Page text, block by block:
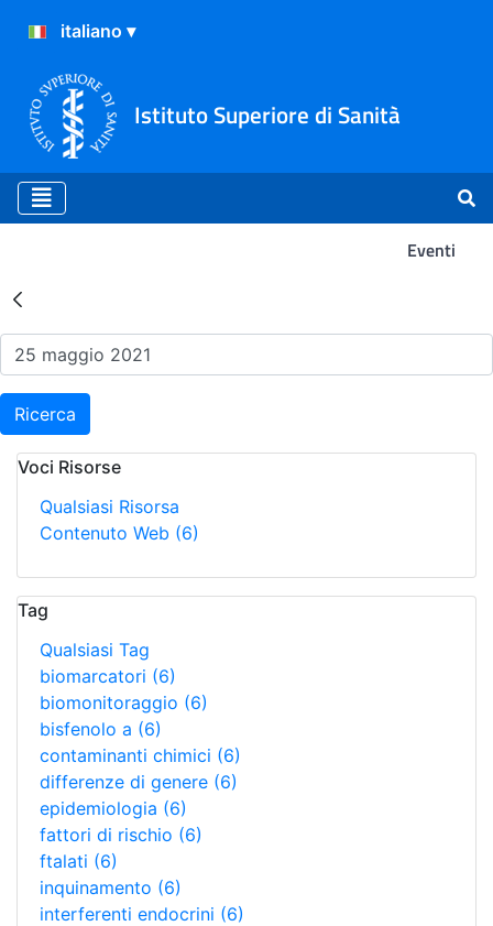
Istituto Superiore di Sanità
Eventi
Risultati della Ricerca -
Ricerca
Voci Risorse
Qualsiasi Risorsa
Contenuto Web (6)
Tag
Qualsiasi Tag
biomarcatori (6)
biomonitoraggio (6)
bisfenolo a (6)
contaminanti chimici (6)
differenze di genere (6)
epidemiologia (6)
fattori di rischio (6)
ftalati (6)
inquinamento (6)
interferenti endocrini (6)